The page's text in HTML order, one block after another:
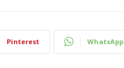
Pinterest WhatsApp